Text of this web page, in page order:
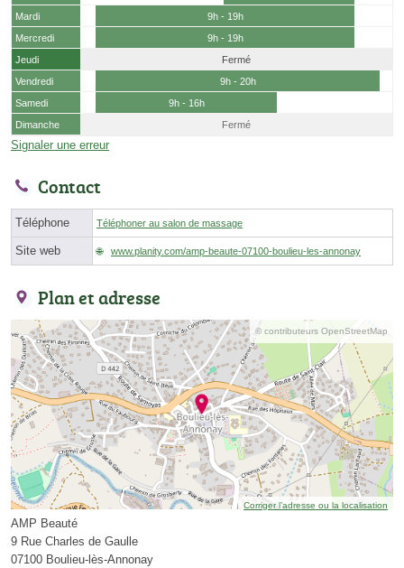
Mardi
9h - 19h
Mercredi
9h - 19h
Jeudi
Fermé
Vendredi
9h - 20h
Samedi
9h - 16h
Dimanche
Fermé
Signaler une erreur
Contact
Téléphone Téléphoner au salon de massage
Site web www.planity.com/amp-beaute-07100-boulieu-les-annonay
Plan et adresse
© contributeurs OpenStreetMap
Corriger l’adresse ou la localisation
AMP Beauté
9 Rue Charles de Gaulle
07100 Boulieu-lès-Annonay